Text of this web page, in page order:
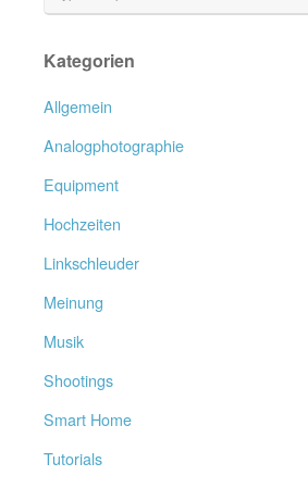
Kategorien
Allgemein
Analogphotographie
Equipment
Hochzeiten
Linkschleuder
Meinung
Musik
Shootings
Smart Home
Tutorials